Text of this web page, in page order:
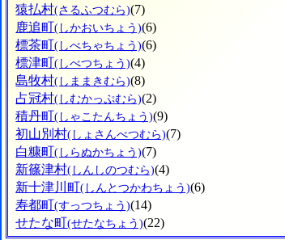
猿払村(さるふつむら)(7)
鹿追町(しかおいちょう)(6)
標茶町(しべちゃちょう)(6)
標津町(しべつちょう)(4)
島牧村(しままきむら)(8)
占冠村(しむかっぷむら)(2)
積丹町(しゃこたんちょう)(9)
初山別村(しょさんべつむら)(7)
白糠町(しらぬかちょう)(7)
新篠津村(しんしのつむら)(4)
新十津川町(しんとつかわちょう)(6)
寿都町(すっつちょう)(14)
せたな町(せたなちょう)(22)